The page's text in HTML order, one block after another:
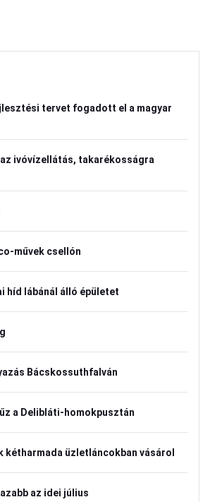
tervet fogadott el a magyar
az ivóvízellátás, takarékosságra
művek csellón
híd lábánál álló épületet
Bácskossuthfalván
a Delibláti-homokpusztán
kétharmada üzletláncokban vásárol
az idei július